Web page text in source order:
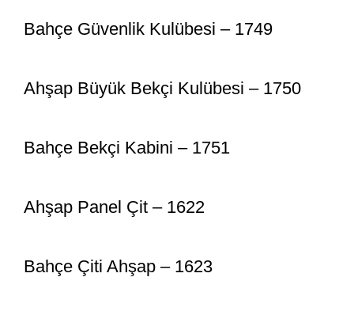
Bahçe Güvenlik Kulübesi – 1749
Ahşap Büyük Bekçi Kulübesi – 1750
Bahçe Bekçi Kabini – 1751
Ahşap Panel Çit – 1622
Bahçe Çiti Ahşap – 1623